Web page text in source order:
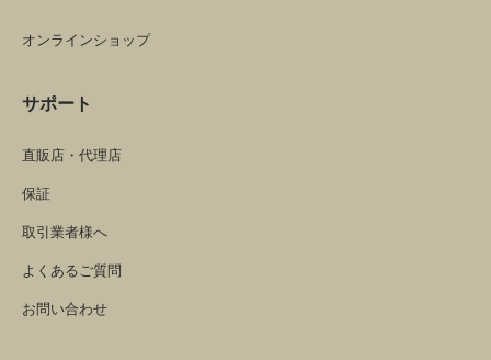
オンラインショップ
サポート
直販店・代理店
保証
取引業者様へ
よくあるご質問
お問い合わせ